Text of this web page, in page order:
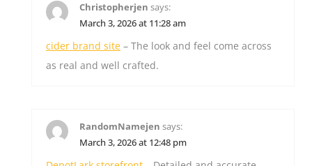
Christopherjen says:
March 3, 2026 at 11:28 am
cider brand site – The look and feel come across
as real and well crafted.
RandomNamejen says:
March 3, 2026 at 12:48 pm